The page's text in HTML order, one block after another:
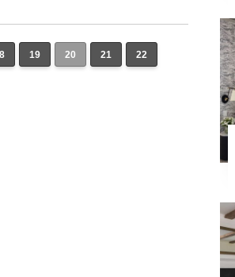
19 20 21 22